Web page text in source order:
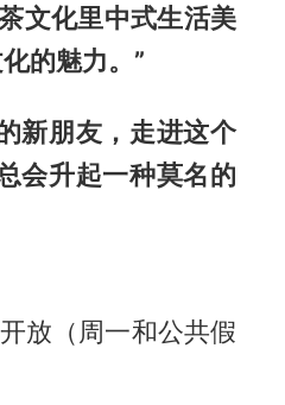
文化里中式生活美
的魅力。”
新朋友，走进这个
会升起一种莫名的
放（周一和公共假